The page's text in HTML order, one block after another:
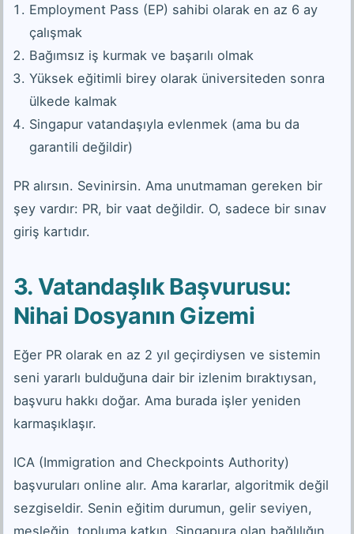
Employment Pass (EP) sahibi olarak en az 6 ay
çalışmak
Bağımsız iş kurmak ve başarılı olmak
Yüksek eğitimli birey olarak üniversiteden sonra
ülkede kalmak
Singapur vatandaşıyla evlenmek (ama bu da
garantili değildir)
PR alırsın. Sevinirsin. Ama unutmaman gereken bir
şey vardır: PR, bir vaat değildir. O, sadece bir sınav
giriş kartıdır.
3. Vatandaşlık Başvurusu:
Nihai Dosyanın Gizemi
Eğer PR olarak en az 2 yıl geçirdiysen ve sistemin
seni yararlı bulduğuna dair bir izlenim bıraktıysan,
başvuru hakkı doğar. Ama burada işler yeniden
karmaşıklaşır.
ICA (Immigration and Checkpoints Authority)
başvuruları online alır. Ama kararlar, algoritmik değil
sezgiseldir. Senin eğitim durumun, gelir seviyen,